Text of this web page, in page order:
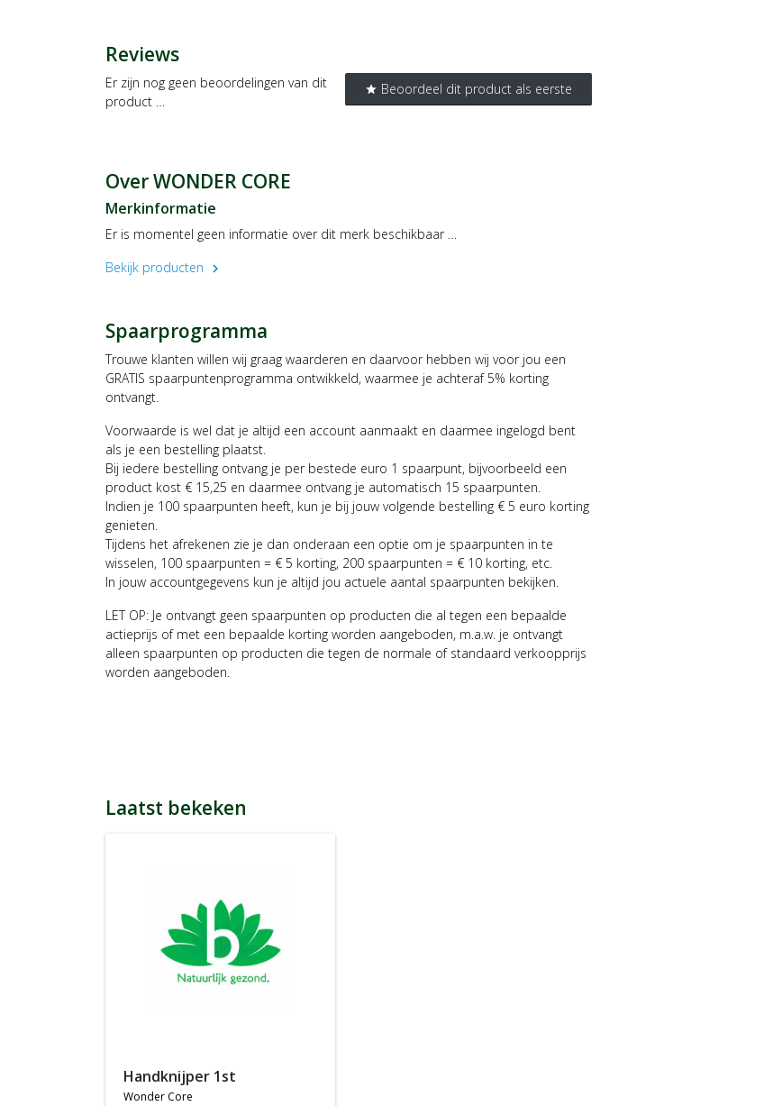
Reviews
star Beoordeel dit product als eerste
Er zijn nog geen beoordelingen van dit
product …
Over WONDER CORE
Merkinformatie
Er is momentel geen informatie over dit merk beschikbaar …
Bekijk producten
chevron_right
Spaarprogramma
Trouwe klanten willen wij graag waarderen en daarvoor hebben wij voor jou een
GRATIS spaarpuntenprogramma ontwikkeld, waarmee je achteraf 5% korting
ontvangt.
Voorwaarde is wel dat je altijd een account aanmaakt en daarmee ingelogd bent
als je een bestelling plaatst.
Bij iedere bestelling ontvang je per bestede euro 1 spaarpunt, bijvoorbeeld een
product kost € 15,25 en daarmee ontvang je automatisch 15 spaarpunten.
Indien je 100 spaarpunten heeft, kun je bij jouw volgende bestelling € 5 euro korting
genieten.
Tijdens het afrekenen zie je dan onderaan een optie om je spaarpunten in te
wisselen, 100 spaarpunten = € 5 korting, 200 spaarpunten = € 10 korting, etc.
In jouw accountgegevens kun je altijd jou actuele aantal spaarpunten bekijken.
LET OP: Je ontvangt geen spaarpunten op producten die al tegen een bepaalde
actieprijs of met een bepaalde korting worden aangeboden, m.a.w. je ontvangt
alleen spaarpunten op producten die tegen de normale of standaard verkoopprijs
worden aangeboden.
Laatst bekeken
handknijper 1st
wonder core